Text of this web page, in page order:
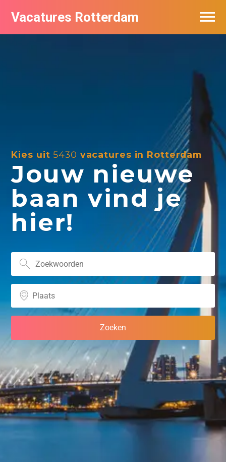
Vacatures Rotterdam
Kies uit5430 vacatures in Rotterdam
Jouw nieuwe
baan vind je
hier!
Vacatures per bedrijf